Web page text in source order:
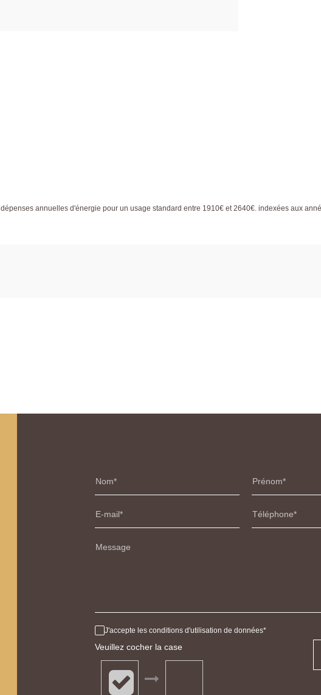
annuelles d'énergie pour un usage standard entre 1910€ et 2640€. indexées aux
Nom Prénom
E-mail Téléphone
Message
J'accepte les conditions d'utilisation de données
Veuillez cocher la case